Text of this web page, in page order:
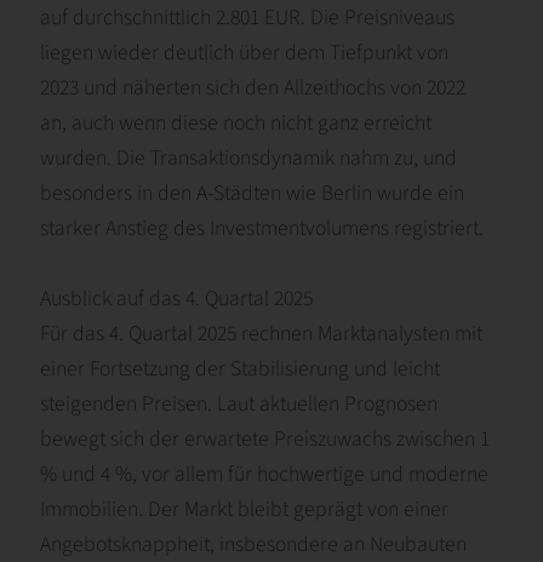
auf durchschnittlich 2.801 EUR. Die Preisniveaus
liegen wieder deutlich über dem Tiefpunkt von
2023 und näherten sich den Allzeithochs von 2022
an, auch wenn diese noch nicht ganz erreicht
wurden. Die Transaktionsdynamik nahm zu, und
besonders in den A-Städten wie Berlin wurde ein
starker Anstieg des Investmentvolumens registriert.
Ausblick auf das 4. Quartal 2025
Für das 4. Quartal 2025 rechnen Marktanalysten mit
einer Fortsetzung der Stabilisierung und leicht
steigenden Preisen. Laut aktuellen Prognosen
bewegt sich der erwartete Preiszuwachs zwischen 1
% und 4 %, vor allem für hochwertige und moderne
Immobilien. Der Markt bleibt geprägt von einer
Angebotsknappheit, insbesondere an Neubauten